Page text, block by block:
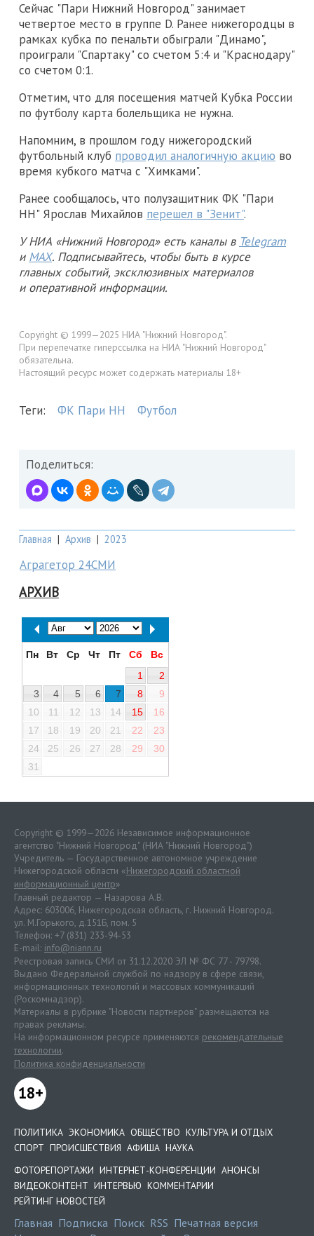
Сейчас "Пари Нижний Новгород" занимает
четвертое место в группе D. Ранее нижегородцы в
рамках кубка по пенальти обыграли "Динамо",
проиграли "Спартаку" со счетом 5:4 и "Краснодару"
со счетом 0:1.
Отметим, что для посещения матчей Кубка России
по футболу карта болельщика не нужна.
Напомним, в прошлом году нижегородский
футбольный клуб проводил аналогичную акцию во
время кубкого матча с "Химками".
Ранее сообщалось, что полузащитник ФК "Пари
НН" Ярослав Михайлов перешел в "Зенит".
У НИА «Нижний Новгород» есть каналы в Telegram
и MAX. Подписывайтесь, чтобы быть в курсе
главных событий, эксклюзивных материалов
и оперативной информации.
Copyright © 1999—2025 НИА "Нижний Новгород".
При перепечатке гиперссылка на НИА "Нижний Новгород"
обязательна.
Настоящий ресурс может содержать материалы 18+
Теги: ФК Пари НН Футбол
Поделиться:
Главная | Архив | 2023
Аграгетор 24СМИ
АРХИВ
Пн Вт Ср Чт Пт Сб
Вс
1
2
3
4 5 6 7 8
9
10
11 12 13 14 15
16
17
18 19 20 21 22
23
24
25 26 27 28 29
30
31
Copyright © 1999—2026 Независимое информационное
агентство "Нижний Новгород" (НИА "Нижний Новгород")
Учредитель — Государственное автономное учреждение
Нижегородской области «Нижегородский областной
информационный центр»
Главный редактор — Назарова А.В.
Адрес: 603006, Нижегородская область, г. Нижний Новгород.
ул. М.Горького, д.151Б, пом. 5
Телефон: +7 (831) 233-94-53
E-mail: info@niann.ru
Реестровая запись СМИ от 31.12.2020 ЭЛ № ФС 77 - 79798.
Выдано Федеральной службой по надзору в сфере связи,
информационных технологий и массовых коммуникаций
(Роскомнадзор).
Материалы в рубрике "Новости партнеров" размещаются на
правах рекламы.
На информационном ресурсе применяются рекомендательные
технологии.
Политика конфиденциальности
18+
ПОЛИТИКА ЭКОНОМИКА ОБЩЕСТВО КУЛЬТУРА И ОТДЫХ
СПОРТ ПРОИСШЕСТВИЯ АФИША НАУКА
ФОТОРЕПОРТАЖИ ИНТЕРНЕТ-КОНФЕРЕНЦИИ АНОНСЫ
ВИДЕОКОНТЕНТ ИНТЕРВЬЮ КОММЕНТАРИИ
РЕЙТИНГ НОВОСТЕЙ
Главная Подписка Поиск RSS Печатная версия